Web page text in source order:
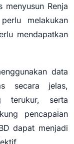
menyusun Renja
melakukan
mendapatkan
data
secara jelas,
terukur, serta
pencapaian
dapat menjadi